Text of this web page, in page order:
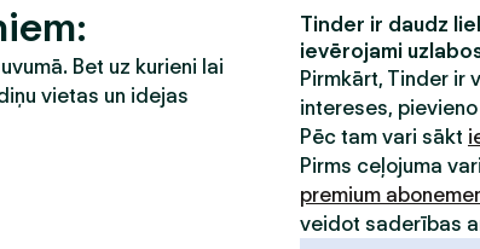
Bet uz kurieni lai
vietas un idejas
Tinder ir daudz
ievērojami
Pirmkārt, Tinder ir
intereses,
Pēc tam vari sākt
Pirms ceļojuma
premium
veidot saderības